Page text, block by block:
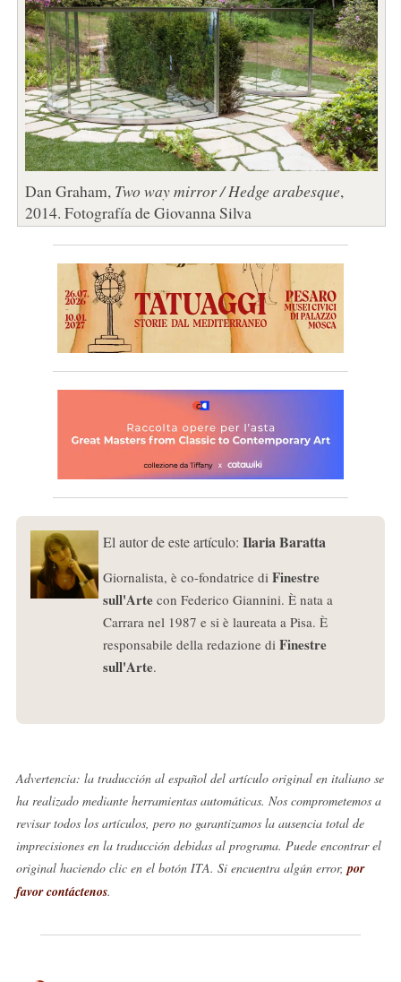
Dan Graham, Two way mirror / Hedge arabesque,
2014. Fotografía de Giovanna Silva
El autor de este artículo: Ilaria Baratta
Giornalista, è co-fondatrice di Finestre
sull'Artecon Federico Giannini. È nata a
Carrara nel 1987 e si è laureata a Pisa. È
responsabile della redazione di Finestre
sull'Arte.
Advertencia: la traducción al español del artículo original en italiano se
ha realizado mediante herramientas automáticas. Nos comprometemos a
revisar todos los artículos, pero no garantizamos la ausencia total de
imprecisiones en la traducción debidas al programa. Puede encontrar el
original haciendo clic en el botón ITA. Si encuentra algún error, por
favor contáctenos.